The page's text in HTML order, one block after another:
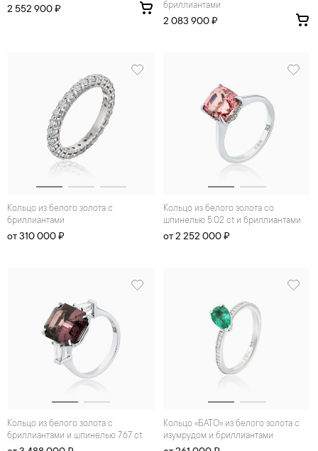
2 552 900 ₽
бриллиантами
2 083 900 ₽
Кольцо из белого золота с
бриллиантами
от 310 000 ₽
Кольцо из белого золота со
шпинелью 5.02 ct и бриллиантами
от 2 252 000 ₽
Кольцо из белого золота с
бриллиантами и шпинелью 7.67 ct
Кольцо «БАТО» из белого золота с
изумрудом и бриллиантами